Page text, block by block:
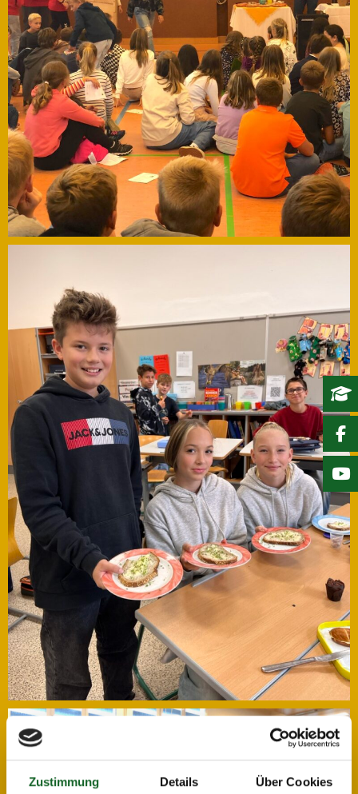
Zustimmung Details Über Cookies